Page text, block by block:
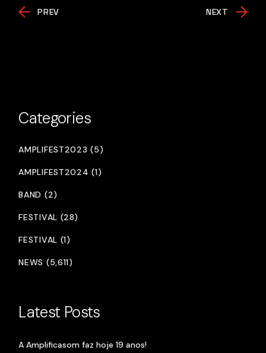
PREV NEXT
Categories
AMPLIFEST2023 (5)
AMPLIFEST2024 (1)
BAND (2)
FESTIVAL (28)
FESTIVAL (1)
NEWS (5,611)
Latest Posts
A Amplificasom faz hoje 19 anos!